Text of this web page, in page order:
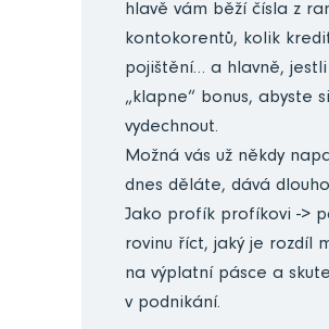
hlavě vám běží čísla z
kontokorentů, kolik
pojištění… a hlavně,
„klapne“ bonus, abyste
vydechnout.
Možná vás už někdy
dnes děláte, dává
Jako profík profíkovi ->
rovinu říct, jaký je rozdíl
na výplatní pásce a
v podnikání.